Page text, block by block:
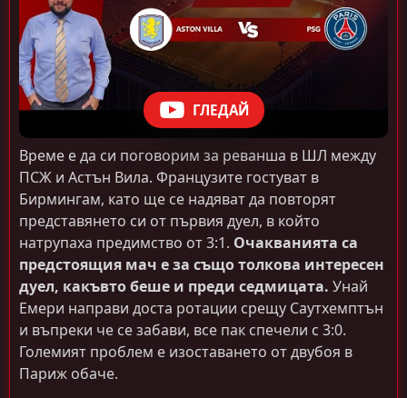
ГЛЕДАЙ
Време е да си поговорим за реванша в ШЛ между
ПСЖ и Астън Вила. Французите гостуват в
Бирмингам, като ще се надяват да повторят
представянето си от първия дуел, в който
натрупаха предимство от 3:1. Очакванията са
предстоящия мач е за също толкова интересен
дуел, какъвто беше и преди седмицата. Унай
Емери направи доста ротации срещу Саутхемптън
и въпреки че се забави, все пак спечели с 3:0.
Големият проблем е изоставането от двубоя в
Париж обаче.